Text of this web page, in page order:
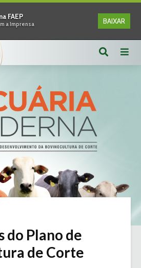
FAEP
a Imprensa BAIXAR
do Plano de
de Corte